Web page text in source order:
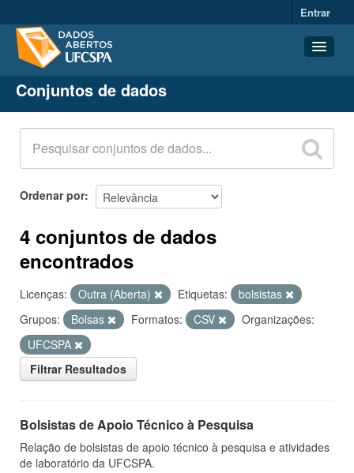
Entrar
Conjuntos de dados
Organizações
Grupos
Sobre
Conjuntos de dados
Ordenar por
4 conjuntos de dados
encontrados
Licenças: Outra (Aberta) Etiquetas:
bolsistas
Grupos:
Bolsas Formatos: CSV
Organizações:
UFCSPA
Filtrar Resultados
Bolsistas de Apoio Técnico à Pesquisa
Relação de bolsistas de apoio técnico à pesquisa e atividades
de laboratório da UFCSPA.